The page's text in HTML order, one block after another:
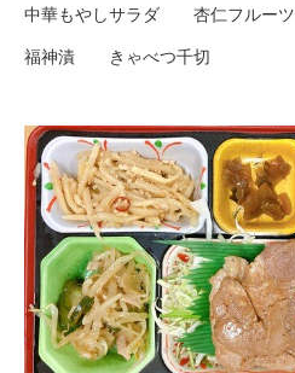
中華もやしサラダ 杏仁フルーツ
福神漬 きゃべつ千切